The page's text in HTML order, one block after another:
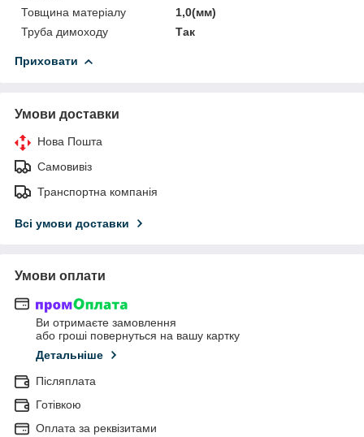
Товщина матеріалу
1,0(мм)
Труба димоходу
Так
Приховати
Умови доставки
Нова Пошта
Самовивіз
Транспортна компанія
Всі умови доставки
Умови оплати
Ви отримаєте замовлення
або гроші повернуться на вашу картку
Детальніше
Післяплата
Готівкою
Оплата за реквізитами